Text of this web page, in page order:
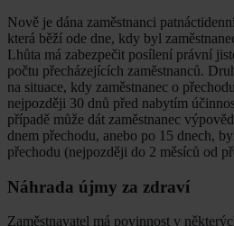
Nově je dána zaměstnanci
která běží ode dne, kdy byl
Lhůta má zabezpečit posílení právní
počtu přecházejících zaměstnanců.
na situace, kdy zaměstnanec o
nejpozději 30 dnů před nabytím
případě může dát zaměstnanec
dnem přechodu, anebo po 15 dnech,
přechodu (nejpozději do 2 měsíců od
Náhrada újmy za zdraví
Zaměstnavatel má povinnost v